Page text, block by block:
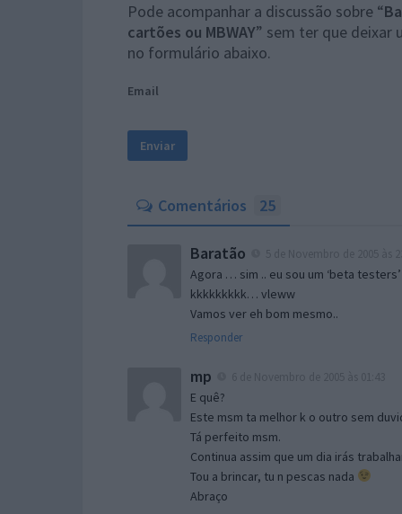
Pode acompanhar a discussão sobre “
cartões ou MBWAY” sem ter que deixar
no formulário abaixo.
Email
Comentários 25
Baratão
Agora … sim .. eu sou um ‘beta testers’
kkkkkkkkk… vleww
Vamos ver eh bom mesmo..
Responder
mp
E quê?
Este msm ta melhor k o outro sem
Tá perfeito msm.
Continua assim que um dia irás
Tou a brincar, tu n pescas nada
Abraço